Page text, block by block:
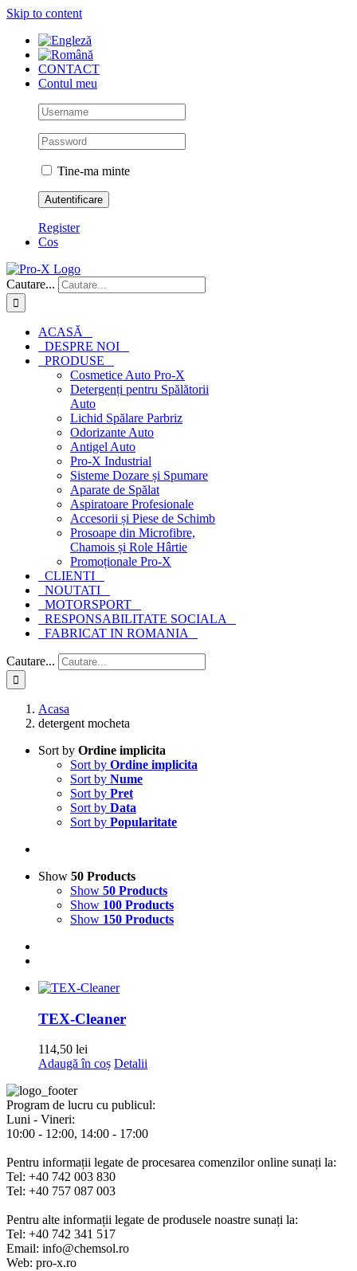
Skip to content
CONTACT
Contul meu
Tine-ma minte
Register
Cos
Cautare...
ACASĂ
DESPRE NOI
PRODUSE
Cosmetice Auto Pro-X
Detergenți pentru Spălătorii
Auto
Lichid Spălare Parbriz
Odorizante Auto
Antigel Auto
Pro-X Industrial
Sisteme Dozare și Spumare
Aparate de Spălat
Aspiratoare Profesionale
Accesorii și Piese de Schimb
Prosoape din Microfibre,
Chamois și Role Hârtie
Promoționale Pro-X
CLIENTI
NOUTATI
MOTORSPORT
RESPONSABILITATE SOCIALA
FABRICAT IN ROMANIA
Cautare...
Acasa
detergent mocheta
Sort by Ordine implicita
Sort by Ordine implicita
Sort by Nume
Sort by Pret
Sort by Data
Sort by Popularitate
Show 50 Products
Show 50 Products
Show 100 Products
Show 150 Products
TEX-Cleaner
114,50 lei
Adaugă în coș Detalii
Program de lucru cu publicul:
Luni - Vineri:
10:00 - 12:00, 14:00 - 17:00
Pentru informații legate de procesarea comenzilor online sunați la:
Tel: +40 742 003 830
Tel: +40 757 087 003
Pentru alte informații legate de produsele noastre sunați la:
Tel: +40 742 341 517
Email: info@chemsol.ro
Web: pro-x.ro